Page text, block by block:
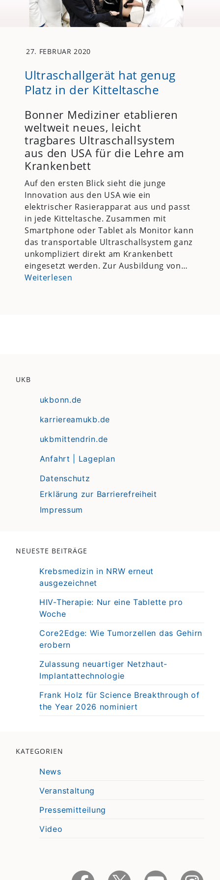
27. FEBRUAR 2020
Ultraschallgerät hat genug
Platz in der Kitteltasche
Bonner Mediziner etablieren
weltweit neues, leicht
tragbares Ultraschallsystem
aus den USA für die Lehre am
Krankenbett
Auf den ersten Blick sieht die junge
Innovation aus den USA wie ein
elektrischer Rasierapparat aus und passt
in jede Kitteltasche. Zusammen mit
Smartphone oder Tablet als Monitor kann
das transportable Ultraschallsystem ganz
unkompliziert direkt am Krankenbett
eingesetzt werden. Zur Ausbildung von…
Weiterlesen
UKB
ukbonn.de
karriereamukb.de
ukbmittendrin.de
Anfahrt | Lageplan
Datenschutz
Erklärung zur Barrierefreiheit
Impressum
NEUESTE BEITRÄGE
Krebsmedizin in NRW erneut
ausgezeichnet
HIV-Therapie: Nur eine Tablette pro
Woche
Core2Edge: Wie Tumorzellen das Gehirn
erobern
Zulassung neuartiger Netzhaut-
Implantattechnologie
Frank Holz für Science Breakthrough of
the Year 2026 nominiert
KATEGORIEN
News
Veranstaltung
Pressemitteilung
Video